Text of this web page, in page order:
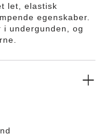
let, elastisk
egenskaber.
undergunden, og